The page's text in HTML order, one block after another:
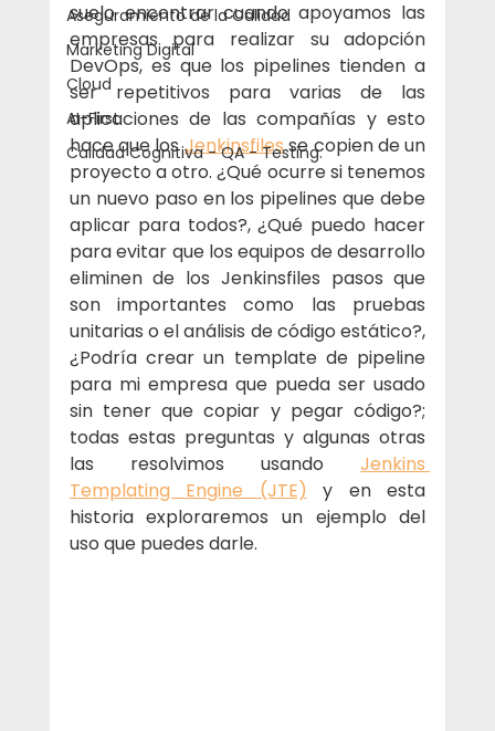
Aseguramiento de la Calidad
Marketing Digital
Cloud
AI-First
Calidad Cognitiva - QA - Testing.
suelo encontrar cuando apoyamos las
empresas para realizar su adopción
DevOps, es que los pipelines tienden a
ser repetitivos para varias de las
aplicaciones de las compañías y esto
hace que los Jenkinsfiles se copien de un
proyecto a otro. ¿Qué ocurre si tenemos
un nuevo paso en los pipelines que debe
aplicar para todos?, ¿Qué puedo hacer
para evitar que los equipos de desarrollo
eliminen de los Jenkinsfiles pasos que
son importantes como las pruebas
unitarias o el análisis de código estático?,
¿Podría crear un template de pipeline
para mi empresa que pueda ser usado
sin tener que copiar y pegar código?;
todas estas preguntas y algunas otras
las resolvimos usando Jenkins
Templating Engine (JTE) y en esta
historia exploraremos un ejemplo del
uso que puedes darle.